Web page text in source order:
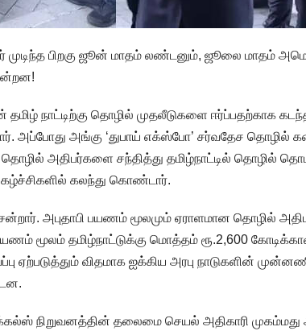
பிறகு ஜூன் மாதம் லண்டனும், ஜூலை மாதம்
நாட்டிற்கு தொழில் முதலீடுகளை ஈர்ப்பதற்காக
அப்போது அங்கு ‘துபாய் எக்ஸ்போ’ சர்வதேச தொழில்
அதிபர்களை சந்தித்து தமிழ்நாட்டில் தொழில்
கலந்து கொண்டார்.
அபுதாபி பயணம் மூலமும் ஏராளமான தொழில்
மூலம் தமிழ்நாட்டுக்கு மொத்தம் ரூ.2,600
ஏற்படுத்தும் விதமாக ஐக்கிய அரபு நாடுகளின்
நிறுவனத்தின் தலைமை செயல் அதிகாரி முகம்மது